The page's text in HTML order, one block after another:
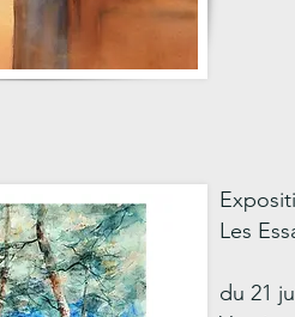
Les
du 21